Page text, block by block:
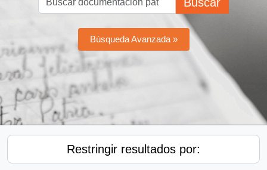
Búsqueda Avanzada »
Restringir resultados por: